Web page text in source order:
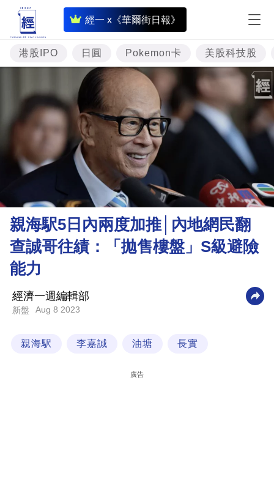
經一 x《華爾街日報》
即
時
財
經
專
題
投
資
樓
市
理
財
商
科
技
場
港股IPO 日圓 Pokemon卡 美股科技股
親海駅5日內兩度加推│內地網民翻
查誠哥往績：「拋售樓盤」S級避險
能力
經濟一週編輯部
新盤 Aug 8 2023
親海駅 李嘉誠 油塘 長實
廣告